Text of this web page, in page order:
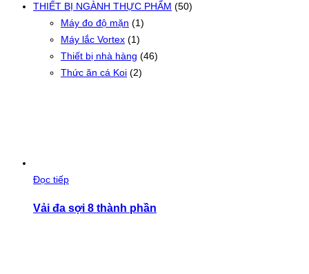
THIẾT BỊ NGÀNH THỰC PHẨM (50)
Máy đo độ mặn (1)
Máy lắc Vortex (1)
Thiết bị nhà hàng (46)
Thức ăn cá Koi (2)
Đọc tiếp
Vải đa sợi 8 thành phần